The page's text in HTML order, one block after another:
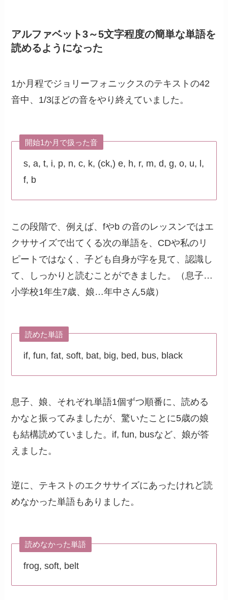
アルファベット3～5文字程度の簡単な単語を
読めるようになった
1か月程でジョリーフォニックスのテキストの42
音中、1/3ほどの音をやり終えていました。
開始1か月で扱った音
s, a, t, i, p, n, c, k, (ck,) e, h, r, m, d, g, o, u, l,
f, b
この段階で、例えば、fやb の音のレッスンではエ
クササイズで出てくる次の単語を、CDや私のリ
ピートではなく、子ども自身が字を見て、認識し
て、しっかりと読むことができました。（息子…
小学校1年生7歳、娘…年中さん5歳）
読めた単語
if, fun, fat, soft, bat, big, bed, bus, black
息子、娘、それぞれ単語1個ずつ順番に、読める
かなと振ってみましたが、驚いたことに5歳の娘
も結構読めていました。if, fun, busなど、娘が答
えました。
逆に、テキストのエクササイズにあったけれど読
めなかった単語もありました。
読めなかった単語
frog, soft, belt